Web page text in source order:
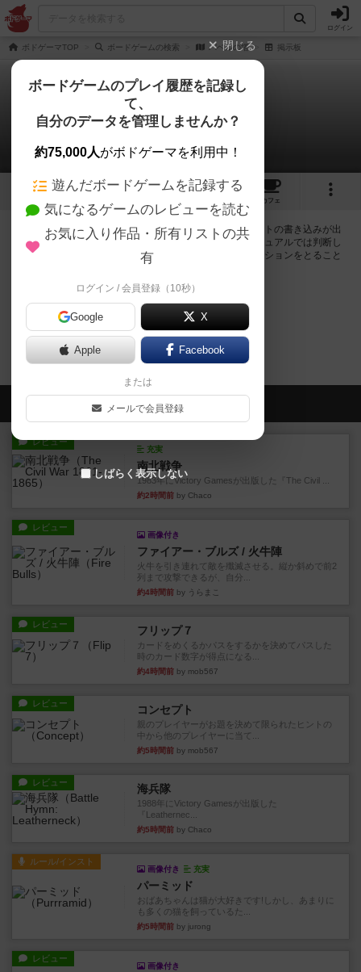
ログイン
ボドゲーマTOP ボードゲームの検索 バベルの塔 掲示板
バベルの塔
0件の掲示板
1 3
カフェ
ログインするとバベルの塔に関する掲示板の作成やコメントの書き込みが出
来るようになります。ルールの疑問やエラッタ情報、マニュアルでは判断し
辛い曖昧な表記等について会員同士で自由にコミュニケーションをとること
ログイン/無料会員登録
バベルの塔のトップに戻る
会員の新しい投稿
レビュー
充実
南北戦争
1983年にVictory Gamesが出版した『The Civil ...
約2時間前 by Chaco
レビュー
画像付き
ファイアー・ブルズ / 火牛陣
火牛を引き連れて敵を殲滅させる。縦か斜めで前2
列まで攻撃できるが、自分...
約4時間前 by うらまこ
レビュー フリップ７
カードをめくるかパスをするかを決めてパスした
時のカード数字が得点になる...
約4時間前 by mob567
レビュー コンセプト
親のプレイヤーがお題を決めて限られたヒントの
中から他のプレイヤーに当て...
約5時間前 by mob567
レビュー 海兵隊
1988年にVictory Gamesが出版した
『Leathernec...
約5時間前 by Chaco
ルール/インスト
画像付き 充実
パーミッド
おばあちゃんは猫が大好きです!しかし、あまりに
も多くの猫を飼っているた...
約5時間前 by jurong
レビュー
画像付き
閉じる
ボードゲームのプレイ履歴を記録し
て、
自分のデータを管理しませんか？
約75,000人がボドゲーマを利用中！
遊んだボードゲームを記録する
気になるゲームのレビューを読む
お気に入り作品・所有リストの共
有
ログイン / 会員登録（10秒）
Google X
Apple Facebook
または
メールで会員登録
しばらく表示しない